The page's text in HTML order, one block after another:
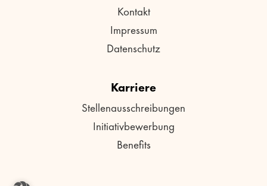
Kontakt
Impressum
Datenschutz
Karriere
Stellenausschreibungen
Initiativbewerbung
Benefits